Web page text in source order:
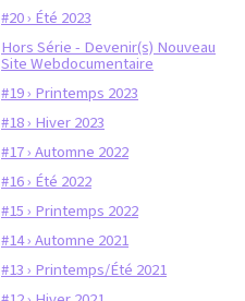
#20 › Été 2023
Hors Série - Devenir(s) Nouveau
Site Webdocumentaire
#19 › Printemps 2023
#18 › Hiver 2023
#17 › Automne 2022
#16 › Été 2022
#15 › Printemps 2022
#14 › Automne 2021
#13 › Printemps/Été 2021